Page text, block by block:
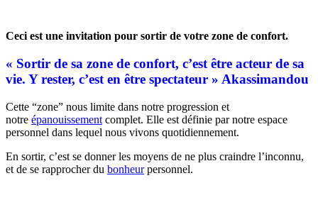
Ceci est une invitation pour sortir de votre zone de confort.
« Sortir de sa zone de confort, c’est être acteur de sa
vie. Y rester, c’est en être spectateur » Akassimandou
Cette “zone” nous limite dans notre progression et
notre épanouissement complet. Elle est définie par notre espace
personnel dans lequel nous vivons quotidiennement.
En sortir, c’est se donner les moyens de ne plus craindre l’inconnu,
et de se rapprocher du bonheurpersonnel.